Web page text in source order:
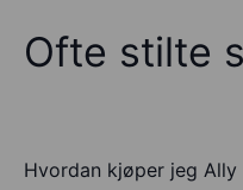
Ofte stilte
Hvordan kjøper jeg Ally